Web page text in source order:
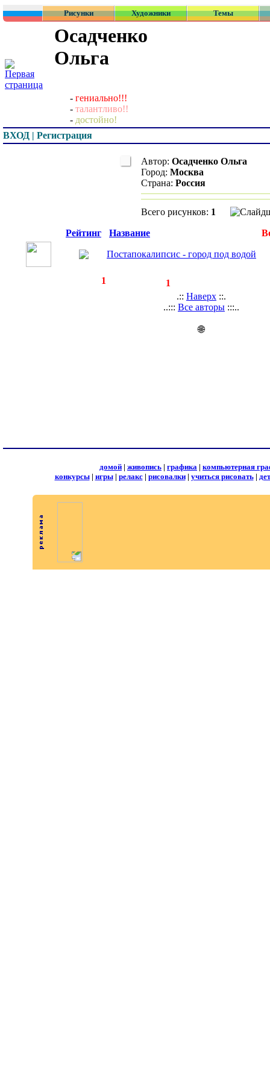
Рисунки Художники Темы
Осадченко
Ольга
- гениально!!!
- талантливо!!
- достойно!
ВХОД | Регистрация
Автор: Осадченко Ольга
Город: Москва
Страна: Россия
Всего рисунков: 1
Рейтинг Название
Постапокалипсис - город под водой
1
1
.:: Наверх ::.
..::: Все авторы :::..
🌐
домой | живопись | графика | компьютерная
конкурсы| игры| релакс| рисовалки| учиться рисовать|